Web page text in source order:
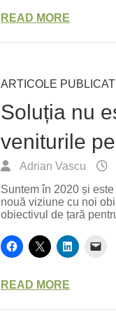
READ MORE
ARTICOLE
Soluția nu
veniturile
Adrian Vascu
Suntem în 2020 și
nouă viziune cu noi
obiectivul de țară
READ MORE